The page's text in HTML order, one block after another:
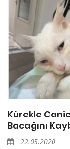
Kürekle
Bacağını
22.05.2020